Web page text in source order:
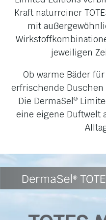
Citrate, Benzyl
Citrus Aurantium
Cinnamal,
Acetate.
Bitte beachte: Die
unserer Produkte
aktuelle INCI Liste
Verpackung.
Kraft naturreiner
mit
jeweiligen
Ob warme Bäder
erfrischende Duschen
Die DermaSel®
eine eigene Duftwelt